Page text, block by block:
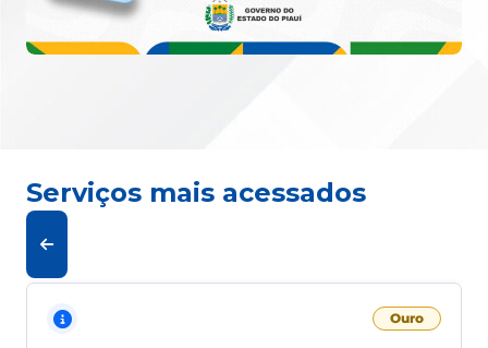
Serviços mais acessados
Ouro